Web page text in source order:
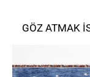
GÖZ ATMAK